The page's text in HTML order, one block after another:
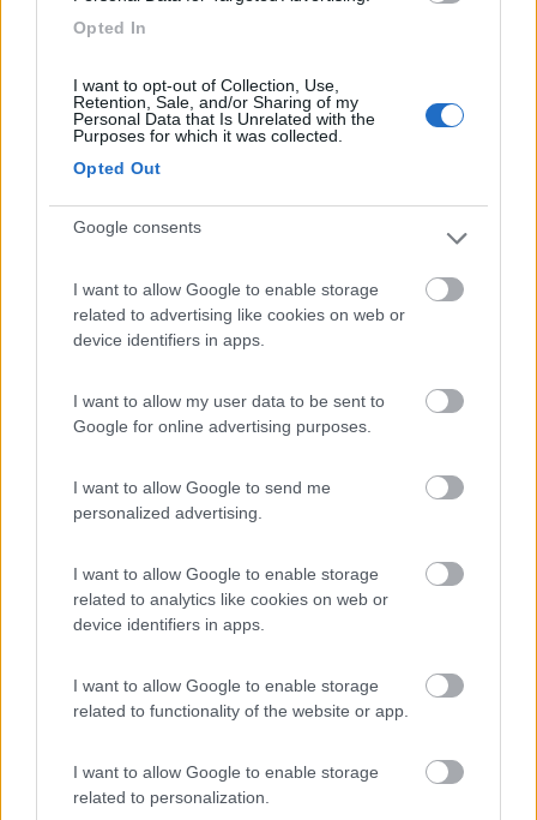
Opted In
I want to opt-out of Collection, Use,
Retention, Sale, and/or Sharing of my
Personal Data that Is Unrelated with the
Purposes for which it was collected.
Opted Out
Google consents
I want to allow Google to enable storage
related to advertising like cookies on web or
device identifiers in apps.
I want to allow my user data to be sent to
Google for online advertising purposes.
I want to allow Google to send me
personalized advertising.
I want to allow Google to enable storage
related to analytics like cookies on web or
device identifiers in apps.
I want to allow Google to enable storage
related to functionality of the website or app.
I want to allow Google to enable storage
related to personalization.
miciogfr
(maggio 2015) Agibile un solo servizio igienico
bisex, numerosi cani sciolti, ristorante ok
Caratteristiche Punto ristoro
goffredo 10/02/2014 10:06
Agosto 2013 vuota
Pulizia Servizi
Sosta Camper La Ghiandaia - Oasi WWF Bosco